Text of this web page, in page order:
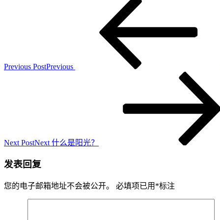
Previous PostPrevious
Next PostNext 什么是阳光？
发表回复
您的电子邮箱地址不会被公开。 必填项已用 *标注